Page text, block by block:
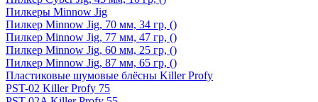
Пилкеры Minnow Jig
Пилкер Minnow Jig, 70 мм, 34 гр, ()
Пилкер Minnow Jig, 77 мм, 47 гр, ()
Пилкер Minnow Jig, 60 мм, 25 гр, ()
Пилкер Minnow Jig, 87 мм, 65 гр, ()
Пластиковые шумовые блёсны Killer Profy
PST-02 Killer Profy 75